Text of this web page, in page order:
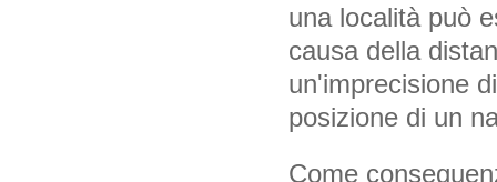
una località può
causa della
un'imprecisione
posizione di un
Come